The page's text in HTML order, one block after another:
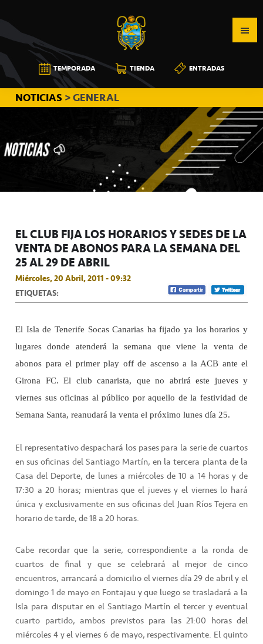
a
la
navegación
principal
al
contenido
principal
a
la
barra
lateral
principal
CB
CANARIAS
TEMPORADA TIENDA ENTRADAS
NOTICIAS > GENERAL
EL CLUB FIJA LOS HORARIOS Y SEDES DE LA
VENTA DE ABONOS PARA LA SEMANA DEL
25 AL 29 DE ABRIL
Miércoles, 20 Abril, 2011 - 09:32
ETIQUETAS:
El Isla de Tenerife Socas Canarias ha fijado ya los horarios y
lugares donde atenderá la semana que viene la venta de
abonos para el primer play off de ascenso a la ACB ante el
Girona FC. El club canarista, que no abrirá este jueves y
viernes sus oficinas al público por aquello de la festividad de
Semana Santa, reanudará la venta el próximo lunes día 25.
El representativo despachará los pases para la serie de cuartos
en sus oficinas del Santiago Martín, en la tercera planta de la
Casa del Deporte, de lunes a miércoles de 10 a 14 horas y de
17:30 a 20 horas; mientras que el jueves y el viernes lo hará
única y exclusivamente en sus oficinas del Juan Ríos Tejera en
horario de tarde, de 18 a 20 horas.
Cabe recordar que la serie, correspondiente a la ronda de
cuartos de final y que se celebrará al mejor de cinco
encuentros, arrancará a domicilio el viernes día 29 de abril y el
domingo 1 de mayo en Fontajau y que luego se trasladará a la
Isla para disputar en el Santiago Martín el tercer y eventual
cuarto partido, ambos previstos para las 21:00 horas del
miércoles 4 y el viernes 6 de mayo, respectivamente. El quinto